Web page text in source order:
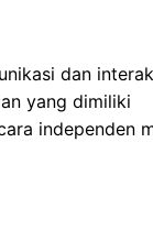
dan
yang dimiliki
independen